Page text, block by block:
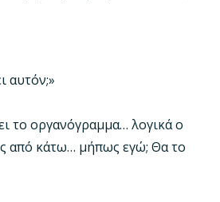
αυτόν;»
το οργανόγραμμα… λογικά ο
από κάτω… μήπως εγώ; Θα το